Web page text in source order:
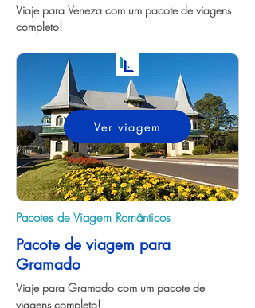
Viaje para Veneza com um pacote de viagens
completo!
Ver viagem
Pacotes de Viagem Românticos
Pacote de viagem para
Gramado
Viaje para Gramado com um pacote de
viagens completo!